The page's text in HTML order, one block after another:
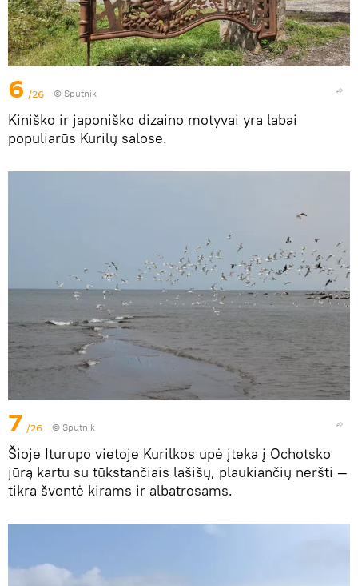
6 /26 © Sputnik
Kiniško ir japoniško dizaino motyvai yra labai
populiarūs Kurilų salose.
7 /26 © Sputnik
Šioje Iturupo vietoje Kurilkos upė įteka į Ochotsko
jūrą kartu su tūkstančiais lašišų, plaukiančių neršti —
tikra šventė kirams ir albatrosams.